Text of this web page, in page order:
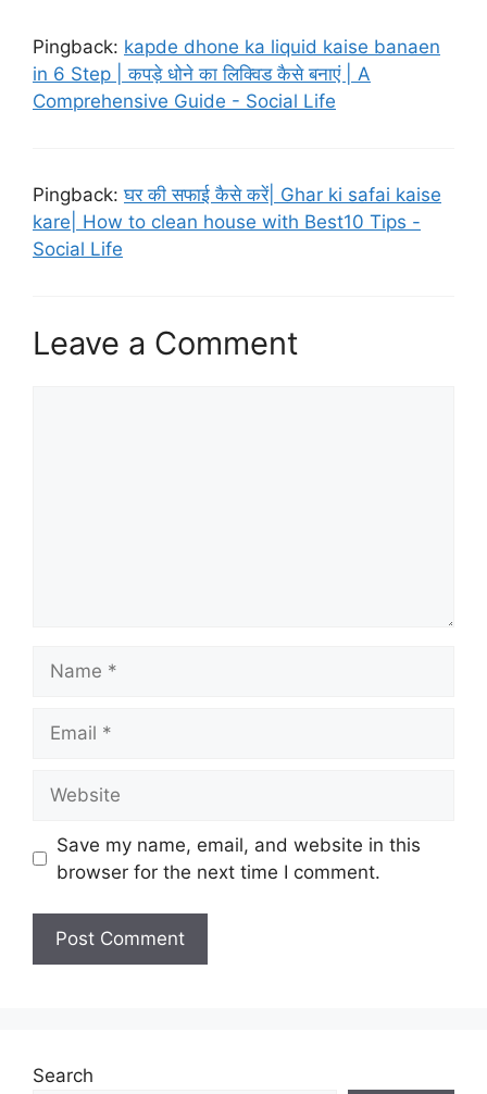
Pingback: kapde dhone ka liquid kaise banaen
in 6 Step | कपड़े धोने का लिक्विड कैसे बनाएं | A
Comprehensive Guide - Social Life
Pingback:घर की सफाई कैसे करें| Ghar ki safai kaise
kare| How to clean house with Best10 Tips -
Social Life
Leave a Comment
Save my name, email, and website in this
browser for the next time I comment.
Search